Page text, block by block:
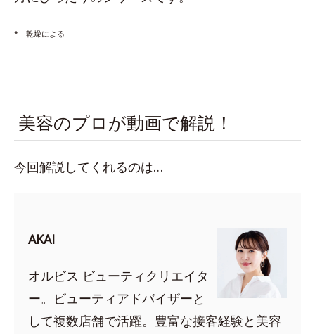
* 乾燥による
美容のプロが動画で解説！
今回解説してくれるのは…
AKAI
オルビス ビューティクリエイタ
ー。ビューティアドバイザーと
して複数店舗で活躍。豊富な接客経験と美容